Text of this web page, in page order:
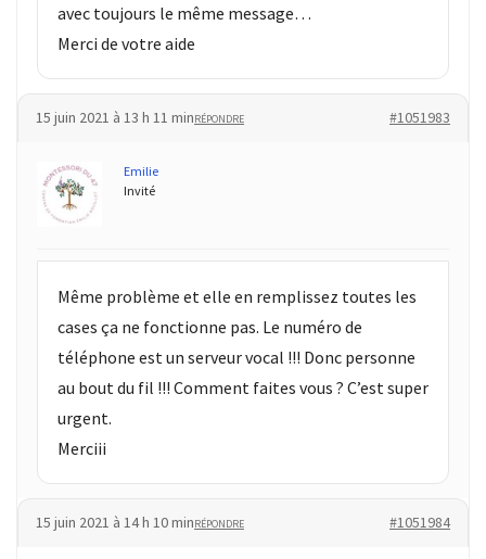
avec toujours le même message…
Merci de votre aide
15 juin 2021 à 13 h 11 min #1051983
RÉPONDRE
Emilie
Invité
Même problème et elle en remplissez toutes les
cases ça ne fonctionne pas. Le numéro de
téléphone est un serveur vocal !!! Donc personne
au bout du fil !!! Comment faites vous ? C’est super
urgent.
Merciii
15 juin 2021 à 14 h 10 min #1051984
RÉPONDRE